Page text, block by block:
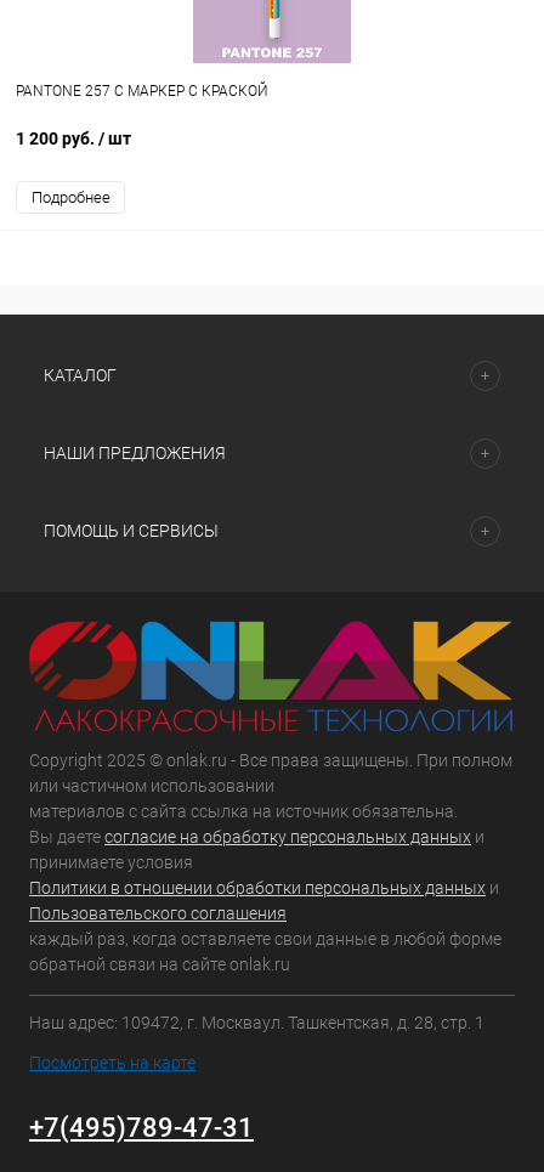
PANTONE 257 C МАРКЕР С КРАСКОЙ
1 200 руб. / шт
Подробнее
КАТАЛОГ
НАШИ ПРЕДЛОЖЕНИЯ
ПОМОЩЬ И СЕРВИСЫ
Copyright 2025 © onlak.ru - Все права защищены. При полном
или частичном использовании
материалов с сайта ссылка на источник обязательна.
Вы даетесогласие на обработку персональных данных и
принимаете условия
Политики в отношении обработки персональных данных и
Пользовательского соглашения
каждый раз, когда оставляете свои данные в любой форме
обратной связи на сайте onlak.ru
Наш адрес: 109472, г. Москваул. Ташкентская, д. 28, стр. 1
Посмотреть на карте
+7(495)789-47-31